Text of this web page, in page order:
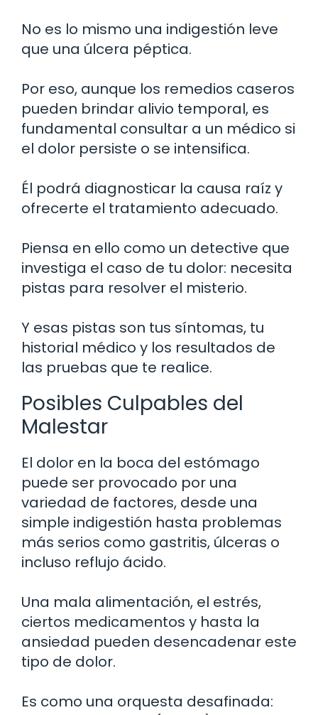
No es lo mismo una indigestión leve
que una úlcera péptica.
Por eso, aunque los remedios caseros
pueden brindar alivio temporal, es
fundamental consultar a un médico si
el dolor persiste o se intensifica.
Él podrá diagnosticar la causa raíz y
ofrecerte el tratamiento adecuado.
Piensa en ello como un detective que
investiga el caso de tu dolor: necesita
pistas para resolver el misterio.
Y esas pistas son tus síntomas, tu
historial médico y los resultados de
las pruebas que te realice.
Posibles Culpables del
Malestar
El dolor en la boca del estómago
puede ser provocado por una
variedad de factores, desde una
simple indigestión hasta problemas
más serios como gastritis, úlceras o
incluso reflujo ácido.
Una mala alimentación, el estrés,
ciertos medicamentos y hasta la
ansiedad pueden desencadenar este
tipo de dolor.
Es como una orquesta desafinada: